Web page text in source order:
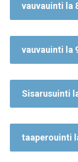
vauvauinti la
vauvauinti la
Sisarusuinti
taaperouinti